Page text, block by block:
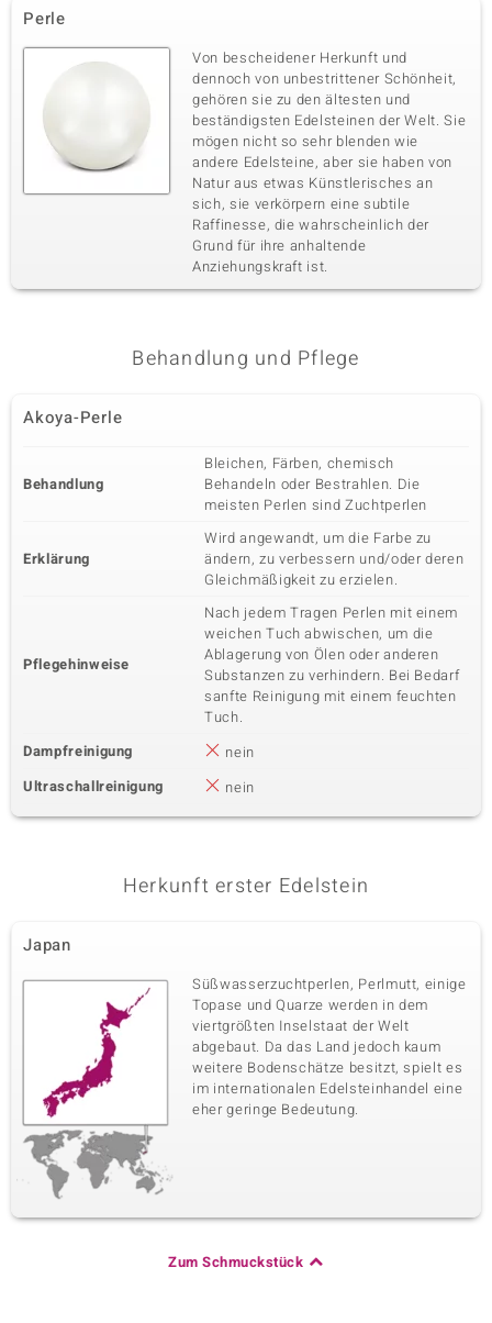
Perle
Von bescheidener Herkunft und
dennoch von unbestrittener Schönheit,
gehören sie zu den ältesten und
beständigsten Edelsteinen der Welt. Sie
mögen nicht so sehr blenden wie
andere Edelsteine, aber sie haben von
Natur aus etwas Künstlerisches an
sich, sie verkörpern eine subtile
Raffinesse, die wahrscheinlich der
Grund für ihre anhaltende
Anziehungskraft ist.
Behandlung und Pflege
Akoya-Perle
Behandlung
Bleichen, Färben, chemisch
Behandeln oder Bestrahlen. Die
meisten Perlen sind Zuchtperlen
Erklärung
Wird angewandt, um die Farbe zu
ändern, zu verbessern und/oder deren
Gleichmäßigkeit zu erzielen.
Pflegehinweise
Nach jedem Tragen Perlen mit einem
weichen Tuch abwischen, um die
Ablagerung von Ölen oder anderen
Substanzen zu verhindern. Bei Bedarf
sanfte Reinigung mit einem feuchten
Tuch.
Dampfreinigung
nein
Ultraschallreinigung
nein
Herkunft erster Edelstein
Japan
Süßwasserzuchtperlen, Perlmutt, einige
Topase und Quarze werden in dem
viertgrößten Inselstaat der Welt
abgebaut. Da das Land jedoch kaum
weitere Bodenschätze besitzt, spielt es
im internationalen Edelsteinhandel eine
eher geringe Bedeutung.
Zum Schmuckstück